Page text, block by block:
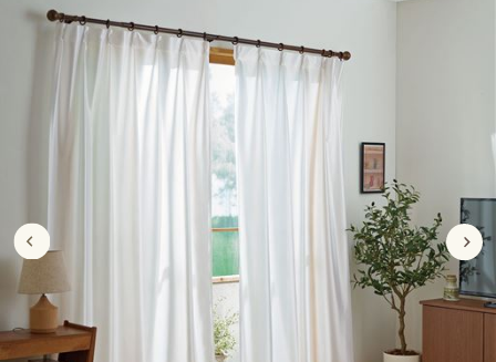
メンズ下着
ジュニア・ティーンズ下着
メンズファッション
メンズ下着
家電・雑貨すべて
家電
寝具・インテリア・家具
寝具・インテリア・家具通販すべて
カーテン・ラグ・ファブリック
美容・健康
美容・健康・サプリメント
ジュニア・ティーンズ下着
大きいサイズ通販すべて
大きいサイズ レディース服
バーゲン
バーゲンセール
詳細検索
ジュニア・ティーンズ下着
メンズ下着
家電
キッチン・雑貨・日用品
寝具・インテリア・家具通販すべて
家具・収納
カーテン・ラグ・ファブリック
美容・健康
美容・健康通販すべて
制服・スクール
ジュニア・ティーンズ下着
大きいサイズ レディース服
大きいサイズ レディース下着
バーゲンセール
シークレットセール
詳細検索
商品カテゴリ一覧